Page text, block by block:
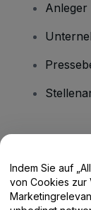
Anleger
Hilfe-
Indem Sie auf
von Cookies zur
Marketingrelevanz der